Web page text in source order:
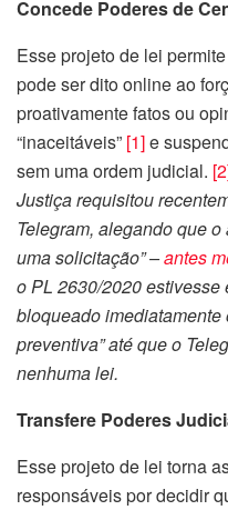
Concede Poderes de
Esse projeto de lei
pode ser dito online ao
proativamente fatos ou
“inaceitáveis” [1]e
sem uma ordem judicial.
Justiça requisitou
Telegram, alegando que
uma solicitação” –antes
o PL 2630/2020estivesse
bloqueado imediatamente
preventiva” até que o
nenhuma lei.
Transfere Poderes
Esse projeto de lei torna
responsáveis por decidir